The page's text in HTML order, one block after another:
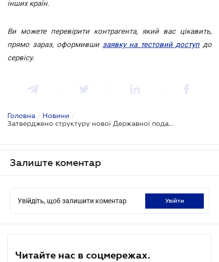
інших країн.
Ви можете перевірити контрагента, який вас цікавить,
прямо зараз, оформивши заявку на тестовий доступдо
сервісу.
Головна / Новини /
Затверджено структуру нової Державної податкової служби
Залиште коментар
Увійдіть, щоб залишити коментар увійти
Читайте нас в соцмережах.